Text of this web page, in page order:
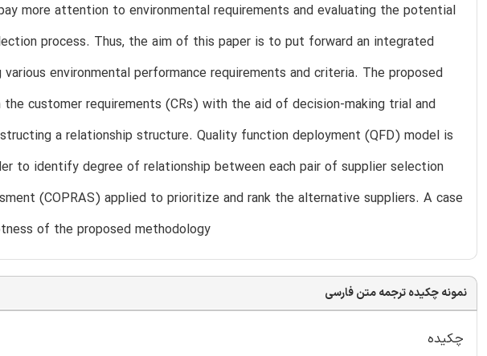
more attention to environmental requirements and evaluating the potential
process. Thus, the aim of this paper is to put forward an integrated
environmental performance requirements and criteria. The proposed
customer requirements (CRs) with the aid of decision-making trial and
a relationship structure. Quality function deployment (QFD) model is
to identify degree of relationship between each pair of supplier selection
(COPRAS) applied to prioritize and rank the alternative suppliers. A case
of the proposed methodology
نمونه چکیده ترجمه متن فارسی
چکیده